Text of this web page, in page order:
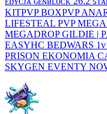
KITPVP BOXPVP
LIFESTEAL PVP
MEGADROP GILDIE |
EASYHC BEDWARS
PRISON EKONOMIA
SKYGEN EVENTY